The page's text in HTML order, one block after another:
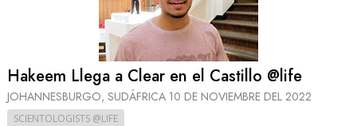
Hakeem Llega a Clear en el Castillo @life
JOHANNESBURGO, SUDÁFRICA 10 DE NOVIEMBRE DEL 2022
SCIENTOLOGISTS @LIFE